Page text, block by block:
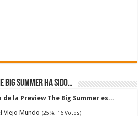
Big Summer ha sido…
la Preview The Big Summer es...
Viejo Mundo (25%, 16 Votos)